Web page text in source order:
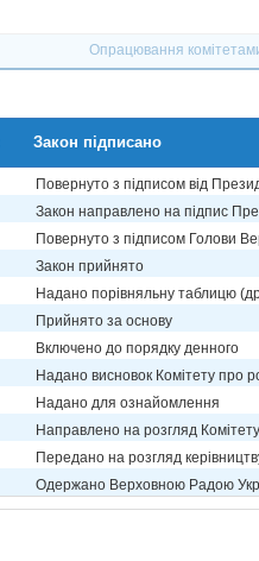
Опрацювання
Закон підписано
Повернуто з підписом від
Закон направлено на підпис
Повернуто з підписом Голови
Закон прийнято
Надано порівняльну таблицю
Прийнято за основу
Включено до порядку денного
Надано висновок Комітету про
Надано для ознайомлення
Направлено на розгляд Комітету
Передано на розгляд
Одержано Верховною Радою